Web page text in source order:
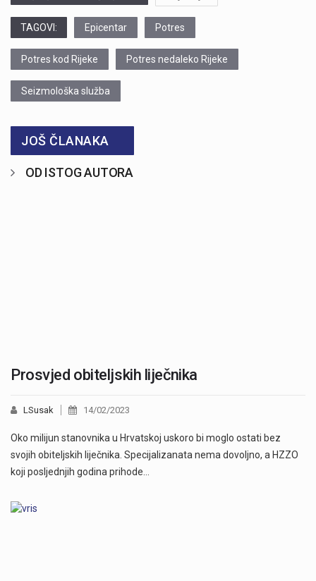
TAGOVI: Epicentar Potres
Potres kod Rijeke Potres nedaleko Rijeke
Seizmološka služba
JOŠ ČLANAKA
OD ISTOG AUTORA
Prosvjed obiteljskih liječnika
LSusak 14/02/2023
Oko milijun stanovnika u Hrvatskoj uskoro bi moglo ostati bez
svojih obiteljskih liječnika. Specijalizanata nema dovoljno, a HZZO
koji posljednjih godina prihode…